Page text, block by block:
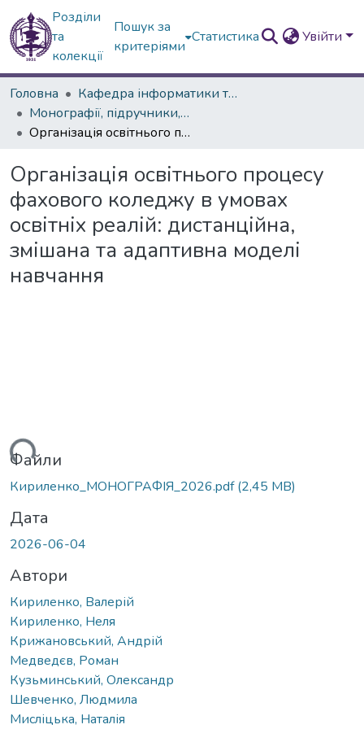
Розділи
та
колекції
Пошук за
критеріями
Статистика Увійти
Головна
Кафедра інформатики та інформаційних технологій в освіті
Монографії, підручники, навчальні посібники, словники, довідники
Організація освітнього процесу фахового коледжу в умовах освітніх реалій: дистанційна, змішана та адаптивна моделі навчання
Організація освітнього процесу
фахового коледжу в умовах
освітніх реалій: дистанційна,
змішана та адаптивна моделі
навчання
Файли
Кириленко_МОНОГРАФІЯ_2026.pdf(2,45 MB)
Дата
2026-06-04
Автори
Кириленко, Валерій
Кириленко, Неля
Крижановський, Андрій
Медведєв, Роман
Кузьминський, Олександр
Шевченко, Людмила
Мисліцька, Наталія